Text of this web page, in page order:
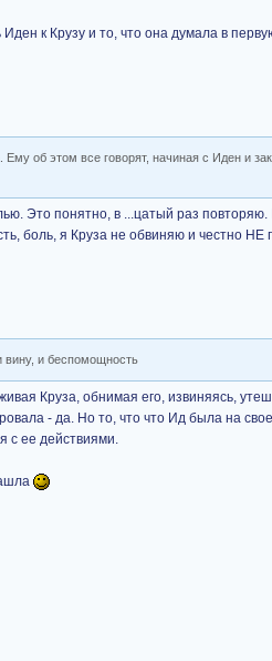
к Крузу и то, что она думала в
Ему об этом все говорят, начиная с Иден и
Это понятно, в ...цатый раз
боль, я Круза не обвиняю и честно НЕ
и беспомощность
Круза, обнимая его, извиняясь,
- да. Но то, что что Ид была на
с ее действиями.